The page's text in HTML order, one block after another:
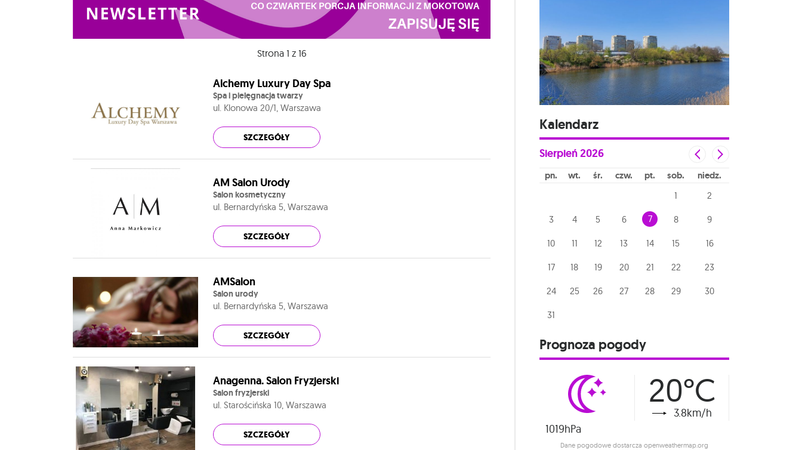
Strona 1 z 16
Alchemy Luxury Day Spa
Spa i pielęgnacja twarzy
ul. Klonowa 20/1, Warszawa
SZCZEGÓŁY
AM Salon Urody
Salon kosmetyczny
ul. Bernardyńska 5, Warszawa
SZCZEGÓŁY
AMSalon
Salon urody
ul. Bernardyńska 5, Warszawa
SZCZEGÓŁY
Anagenna. Salon Fryzjerski
Salon fryzjerski
ul. Starościńska 10, Warszawa
SZCZEGÓŁY
Kalendarz
Sierpień2026
pn wt śr czw pt sob niedz
1 2
3 4 5 6 7 8 9
10 11 12 13 14 15 16
17 18 19 20 21 22 23
24 25 26 27 28 29 30
31
Prognoza pogody
20°C
3.8km/h
1019hPa
Dane pogodowe dostarcza openweathermap.org